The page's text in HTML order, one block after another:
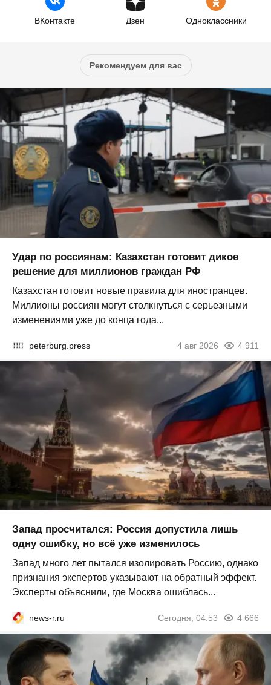
ВКонтакте Дзен Одноклассники
Рекомендуем для вас
Удар по россиянам: Казахстан готовит дикое
решение для миллионов граждан РФ
Казахстан готовит новые правила для иностранцев.
Миллионы россиян могут столкнуться с серьезными
изменениями уже до конца года...
peterburg.press 4 авг 2026 4 911
Запад просчитался: Россия допустила лишь
одну ошибку, но всё уже изменилось
Запад много лет пытался изолировать Россию, однако
признания экспертов указывают на обратный эффект.
Эксперты объяснили, где Москва ошиблась...
news-r.ru Сегодня, 04:53 4 666